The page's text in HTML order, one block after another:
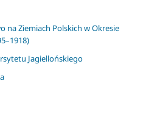
na Ziemiach Polskich w Okresie
Jagiellońskiego